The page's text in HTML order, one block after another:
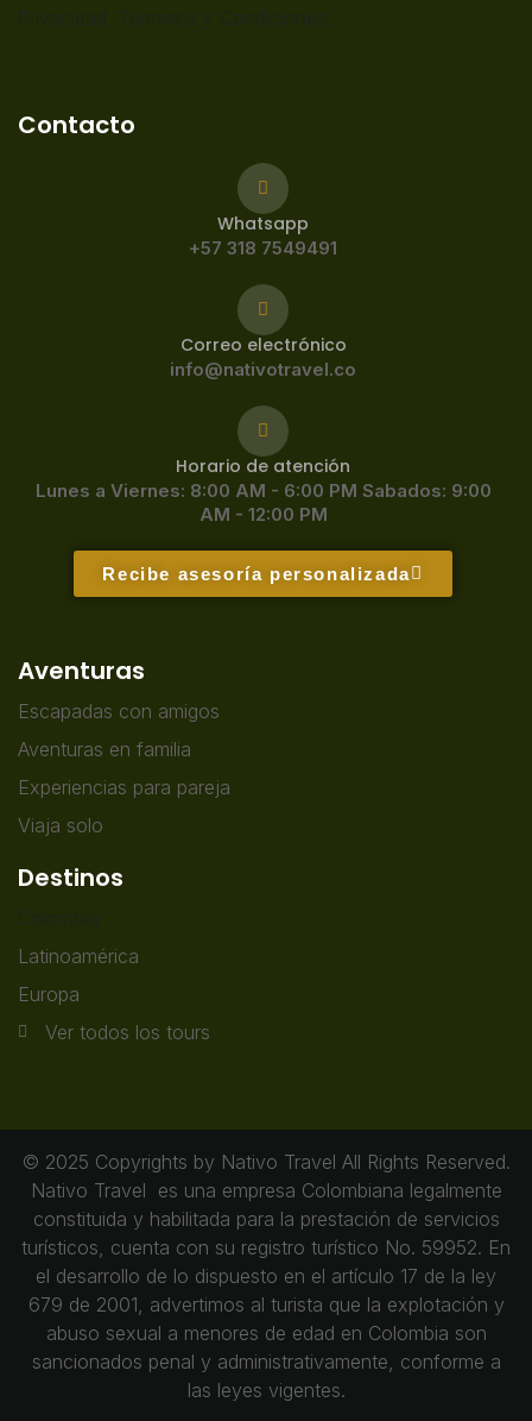
Privacidad,
Términos y Condiciones.
Contacto
Whatsapp
+57 318 7549491
Correo electrónico
info@nativotravel.co
Horario de atención
Lunes a Viernes: 8:00 AM - 6:00 PM Sabados: 9:00
AM - 12:00 PM
Recibe asesoría personalizada
Aventuras
Escapadas con amigos
Aventuras en familia
Experiencias para pareja
Viaja solo
Destinos
Colombia
Latinoamérica
Europa
Ver todos los tours
© 2025 Copyrights by Nativo Travel All Rights Reserved.
Nativo Travel es una empresa Colombiana legalmente
constituida y habilitada para la prestación de servicios
turísticos, cuenta con su registro turístico No. 59952. En
el desarrollo de lo dispuesto en el artículo 17 de la ley
679 de 2001, advertimos al turista que la explotación y
abuso sexual a menores de edad en Colombia son
sancionados penal y administrativamente, conforme a
las leyes vigentes.